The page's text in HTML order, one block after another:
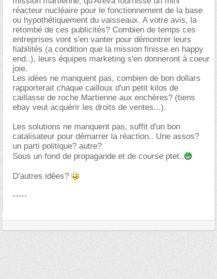
réacteur nucléaire pour le fonctionnement de la base
ou hypothétiquement du vaisseaux. A votre avis, la
retombé de ces publicités? Combien de temps ces
entreprises vont s'en vanter pour démontrer leurs
fiabilités (a condition que la mission finisse en happy
end..), leurs équipes marketing s'en donneront à coeur
joie.
Les idées ne manquent pas, combien de bon dollars
rapporterait chaque cailloux d'un petit kilos de
caillasse de roche Martienne aux enchères? (tiens
ebay veut acquérir les droits de ventes...).
Les solutions ne manquent pas, suffit d'un bon
catalisateur pour démarrer la réaction.. Une assos?
un parti politique? autre?
Sous un fond de propagande et de course ptet..
D'autres idées?
-----